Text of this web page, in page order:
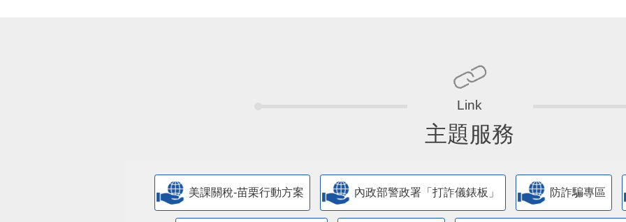
主題服務
美課關稅-苗栗行動方案 內政部警政署「打詐儀錶板」 防詐騙專區